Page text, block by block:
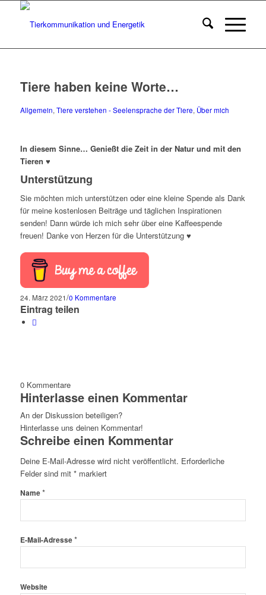
Tiere haben keine Worte…
Allgemein, Tiere verstehen - Seelensprache der Tiere, Über mich
In diesem Sinne… Genießt die Zeit in der Natur und mit den
Tieren ♥
Unterstützung
Sie möchten mich unterstützen oder eine kleine Spende als Dank
für meine kostenlosen Beiträge und täglichen Inspirationen
senden! Dann würde ich mich sehr über eine Kaffeespende
freuen! Danke von Herzen für die Unterstützung ♥
24. März 2021/0 Kommentare
Eintrag teilen
0 Kommentare
Hinterlasse einen Kommentar
An der Diskussion beteiligen?
Hinterlasse uns deinen Kommentar!
Schreibe einen Kommentar
Deine E-Mail-Adresse wird nicht veröffentlicht. Erforderliche
Felder sind mit *markiert
Name*
E-Mail-Adresse*
Website